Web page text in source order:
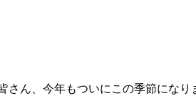
ん、今年もついにこの季節にな